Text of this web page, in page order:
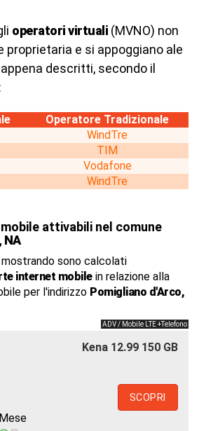
operatori virtuali (MVNO) non
proprietaria e si appoggiano ale
descritti, secondo il
Operatore Tradizionale
WindTre
TIM
Vodafone
WindTre
attivabili nel comune
NA
sono calcolati
internet mobilein relazione alla
per l'indirizzo Pomigliano d'Arco,
ADV / Mobile LTE +Telefono
Kena 12.99 150 GB
SCOPRI